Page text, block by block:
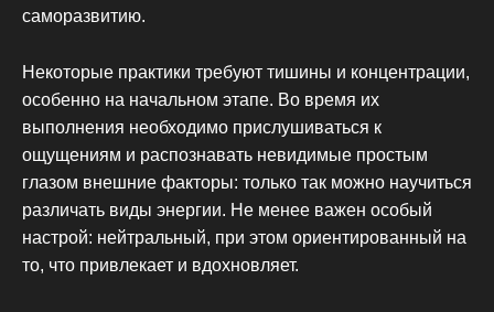
саморазвитию.
Некоторые практики требуют тишины и концентрации,
особенно на начальном этапе. Во время их
выполнения необходимо прислушиваться к
ощущениям и распознавать невидимые простым
глазом внешние факторы: только так можно научиться
различать виды энергии. Не менее важен особый
настрой: нейтральный, при этом ориентированный на
то, что привлекает и вдохновляет.